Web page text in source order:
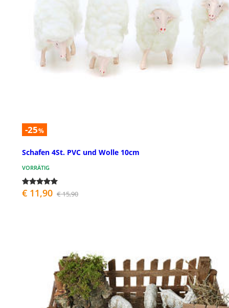
-25%
Schafen 4St. PVC und Wolle 10cm
VORRÄTIG
€ 11,90 € 15,90